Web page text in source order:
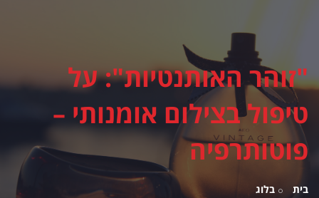
"זוהר האותנטיות": על
טיפול בצילום אומנותי –
פוטותרפיה
בית
בלוג